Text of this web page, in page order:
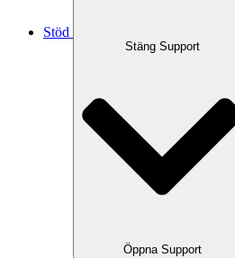
Stöd
Stäng Support
Öppna Support